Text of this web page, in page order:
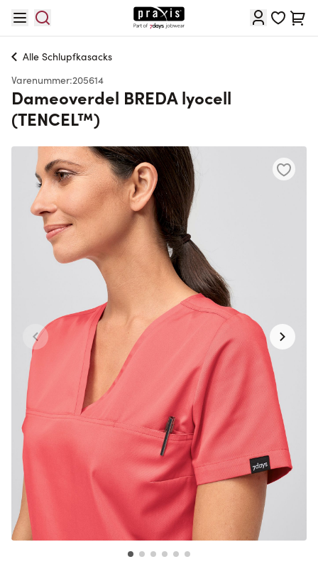
Cart
Alle Schlupfkasacks
Varenummer:205614
Dameoverdel BREDA lyocell
(TENCEL™)